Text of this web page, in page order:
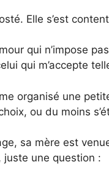
Elle s’est
qui n’impose
qui m’accepte
organisé une
ou du moins
sa mère est
juste une question :